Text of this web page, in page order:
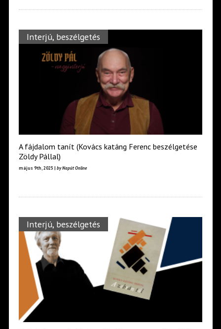
Interjú, beszélgetés
A fájdalom tanít (Kovács katáng Ferenc beszélgetése
Zöldy Pállal)
május 9th, 2025 | by Napút Online
Interjú, beszélgetés